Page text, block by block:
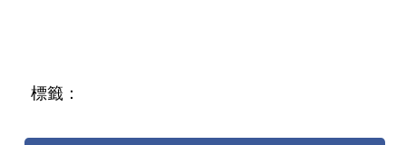
標籤：